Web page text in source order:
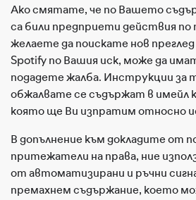
Ако смятате, че по Вашето
са били предприети действия по
желаете да поискате нов
Spotify по Вашия иск, може да
подадете жалба. Инструкции за
обжалвате се съдържат в имейл
която ще Ви изпратим относно
В допълнение към докладите от
притежатели на права, ние
от автоматизирани и ръчни
премахнем съдържание, което